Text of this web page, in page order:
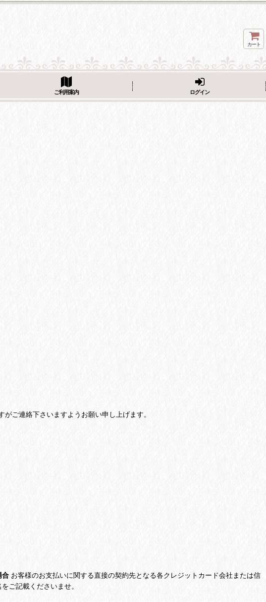
カート
ご利用案内 ログイン
ご連絡下さいますようお願い申し上げます。
合 お客様のお支払いに関する直接の契約先となる各クレジットカード会社または信
ご記載くださいませ。